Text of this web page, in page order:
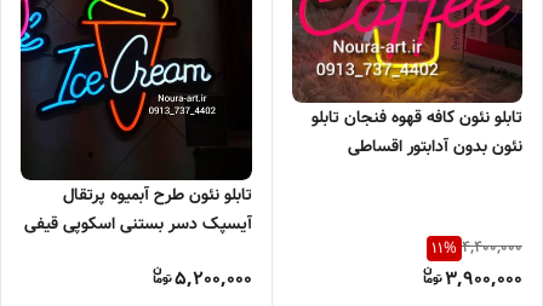
تابلو نئون کافه قهوه فنجان تابلو
نئون بدون آدابتور اقساطی
4,400,000
11%
3,900,000
تابلو نئون طرح آبمیوه پرتقال
آیسپک دسر بستنی اسکوپی قیفی
پی اسنپ پی
5,200,000